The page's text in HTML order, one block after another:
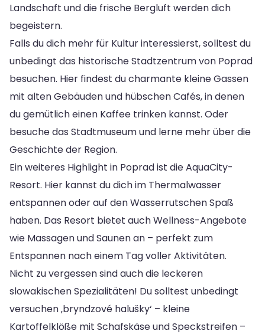
Landschaft und die frische Bergluft werden dich
begeistern.
Falls du dich mehr für Kultur interessierst, solltest du
unbedingt das historische Stadtzentrum von Poprad
besuchen. Hier findest du charmante kleine Gassen
mit alten Gebäuden und hübschen Cafés, in denen
du gemütlich einen Kaffee trinken kannst. Oder
besuche das Stadtmuseum und lerne mehr über die
Geschichte der Region.
Ein weiteres Highlight in Poprad ist die AquaCity-
Resort. Hier kannst du dich im Thermalwasser
entspannen oder auf den Wasserrutschen Spaß
haben. Das Resort bietet auch Wellness-Angebote
wie Massagen und Saunen an – perfekt zum
Entspannen nach einem Tag voller Aktivitäten.
Nicht zu vergessen sind auch die leckeren
slowakischen Spezialitäten! Du solltest unbedingt
versuchen ‚bryndzové halušky‘ – kleine
Kartoffelklöße mit Schafskäse und Speckstreifen –